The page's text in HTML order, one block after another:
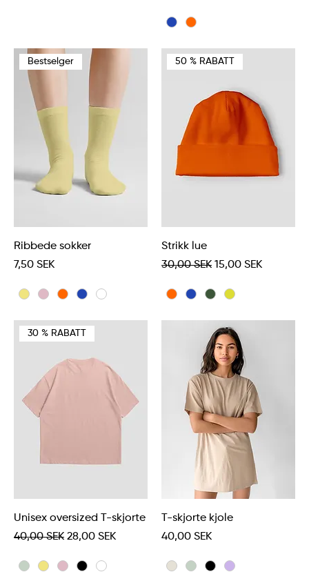
Bestselger
Ribbede sokker
Pris
7,50 SEK
50 % RABATT
Strikk lue
Vanlig pris
30,00 SEK Salgspris
15,00 SEK
30 % RABATT
Unisex oversized T-skjorte
Vanlig pris
40,00 SEK Salgspris
28,00 SEK
T-skjorte kjole
Pris
40,00 SEK